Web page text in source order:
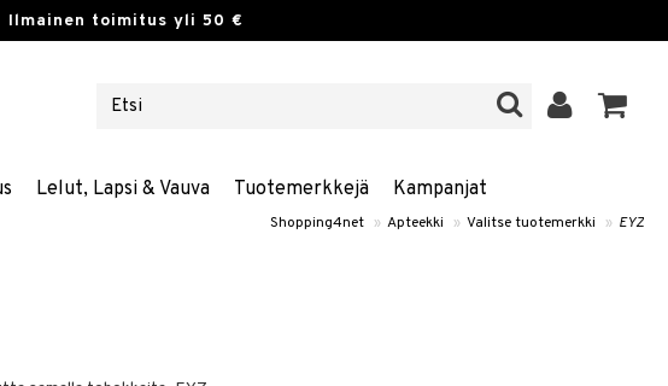
Ilmainen toimitus yli 50 €
Lelut, Lapsi & Vauva Tuotemerkkejä Kampanjat
Shopping4net » Apteekki » Valitse tuotemerkki » EYZ